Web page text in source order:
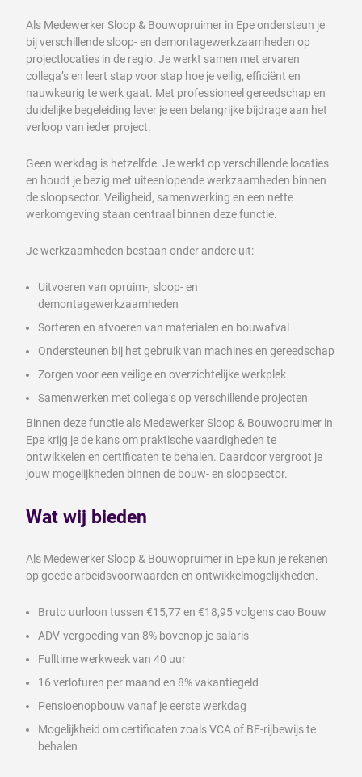
Als Medewerker Sloop & Bouwopruimer in Epe ondersteun je
bij verschillende sloop- en demontagewerkzaamheden op
projectlocaties in de regio. Je werkt samen met ervaren
collega’s en leert stap voor stap hoe je veilig, efficiënt en
nauwkeurig te werk gaat. Met professioneel gereedschap en
duidelijke begeleiding lever je een belangrijke bijdrage aan het
verloop van ieder project.
Geen werkdag is hetzelfde. Je werkt op verschillende locaties
en houdt je bezig met uiteenlopende werkzaamheden binnen
de sloopsector. Veiligheid, samenwerking en een nette
werkomgeving staan centraal binnen deze functie.
Je werkzaamheden bestaan onder andere uit:
Uitvoeren van opruim-, sloop- en
demontagewerkzaamheden
Sorteren en afvoeren van materialen en bouwafval
Ondersteunen bij het gebruik van machines en gereedschap
Zorgen voor een veilige en overzichtelijke werkplek
Samenwerken met collega’s op verschillende projecten
Binnen deze functie als Medewerker Sloop & Bouwopruimer in
Epe krijg je de kans om praktische vaardigheden te
ontwikkelen en certificaten te behalen. Daardoor vergroot je
jouw mogelijkheden binnen de bouw- en sloopsector.
Wat wij bieden
Als Medewerker Sloop & Bouwopruimer in Epe kun je rekenen
op goede arbeidsvoorwaarden en ontwikkelmogelijkheden.
Bruto uurloon tussen €15,77 en €18,95 volgens cao Bouw
ADV-vergoeding van 8% bovenop je salaris
Fulltime werkweek van 40 uur
16 verlofuren per maand en 8% vakantiegeld
Pensioenopbouw vanaf je eerste werkdag
Mogelijkheid om certificaten zoals VCA of BE-rijbewijs te
behalen